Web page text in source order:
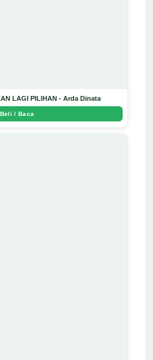
LAGI PILIHAN - Arda Dinata
Beli / Baca